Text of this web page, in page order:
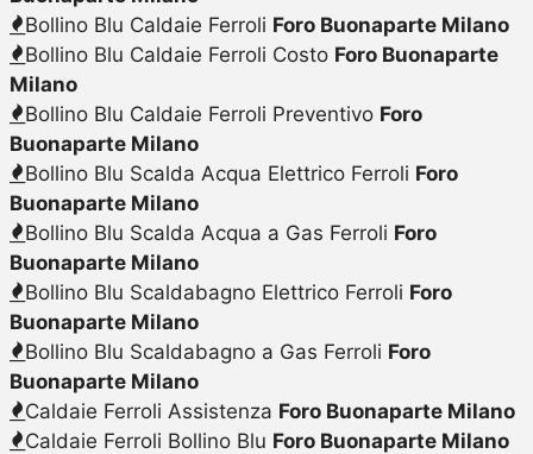
Bollino Blu Caldaie Ferroli Foro Buonaparte Milano
Bollino Blu Caldaie Ferroli Costo Foro Buonaparte
Milano
Bollino Blu Caldaie Ferroli Preventivo Foro
Buonaparte Milano
Bollino Blu Scalda Acqua Elettrico Ferroli Foro
Buonaparte Milano
Bollino Blu Scalda Acqua a Gas Ferroli Foro
Buonaparte Milano
Bollino Blu Scaldabagno Elettrico Ferroli Foro
Buonaparte Milano
Bollino Blu Scaldabagno a Gas Ferroli Foro
Buonaparte Milano
Caldaie Ferroli Assistenza Foro Buonaparte Milano
Caldaie Ferroli Bollino Blu Foro Buonaparte Milano